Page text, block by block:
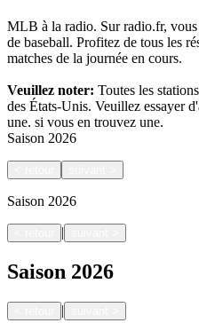
MLB à la radio. Sur radio.fr,
de baseball. Profitez de tous les
matches de la journée en cours.
Veuillez noter: Toutes les
des États-Unis. Veuillez essayer
une. si vous en trouvez une.
Saison 2026
Saison 2026
|
Saison 2026
|